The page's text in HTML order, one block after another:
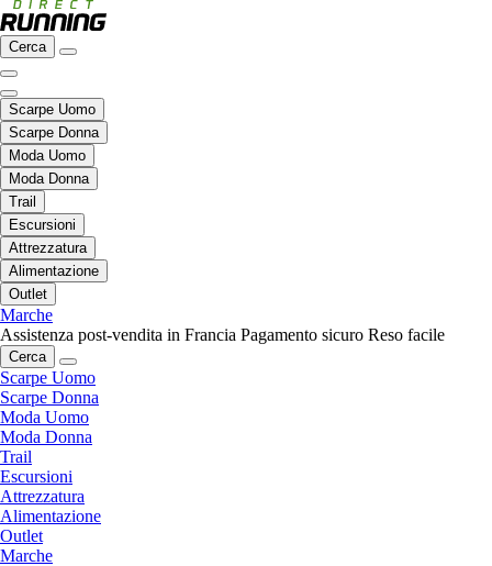
Cerca
Scarpe Uomo
Scarpe Donna
Moda Uomo
Moda Donna
Trail
Escursioni
Attrezzatura
Alimentazione
Outlet
Marche
Assistenza post-vendita in Francia Pagamento sicuro Reso facile
Cerca
Scarpe Uomo
Scarpe Donna
Moda Uomo
Moda Donna
Trail
Escursioni
Attrezzatura
Alimentazione
Outlet
Marche